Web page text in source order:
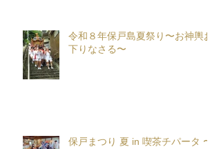
令和８年保戸島夏祭り〜お神輿お
下りなさる〜
保戸まつり 夏 in 喫茶チパータ 〜